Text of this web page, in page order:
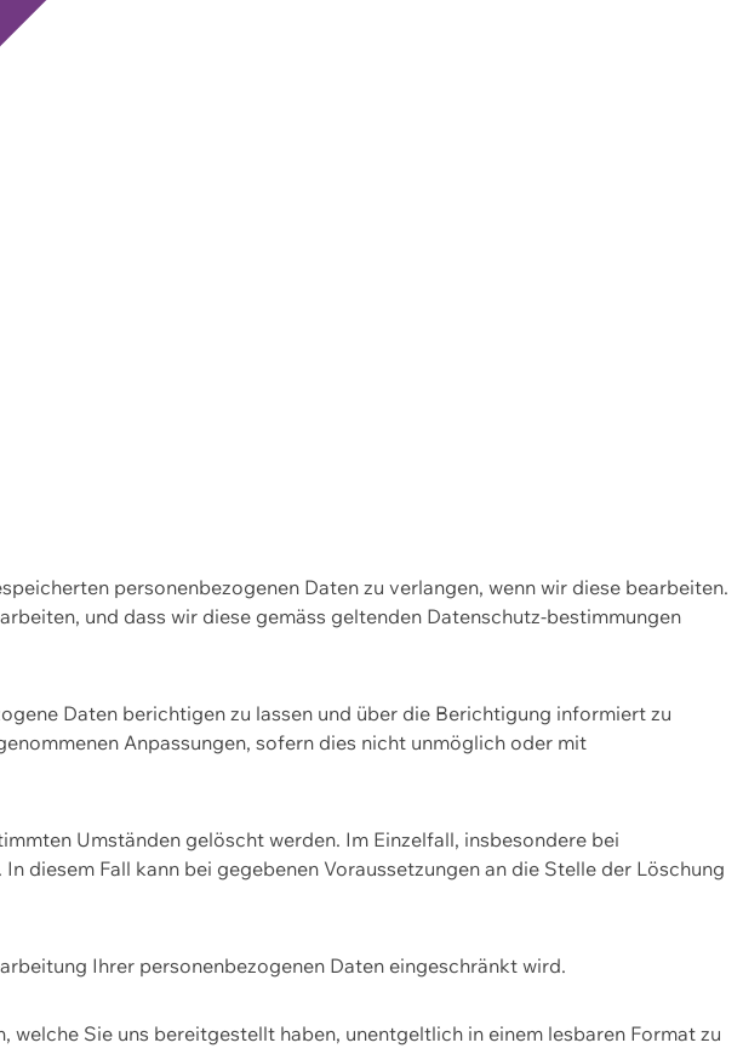
personenbezogenen Daten zu verlangen, wenn wir diese bearbeiten.
und dass wir diese gemäss geltenden Datenschutz-bestimmungen
Daten berichtigen zu lassen und über die Berichtigung informiert zu
Anpassungen, sofern dies nicht unmöglich oder mit
Umständen gelöscht werden. Im Einzelfall, insbesondere bei
diesem Fall kann bei gegebenen Voraussetzungen an die Stelle der Löschung
Ihrer personenbezogenen Daten eingeschränkt wird.
Sie uns bereitgestellt haben, unentgeltlich in einem lesbaren Format zu